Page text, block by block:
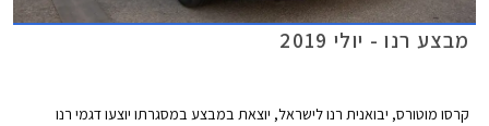
מבצע רנו - יולי 2019
קרסו מוטורס, יבואנית רנו לישראל, יוצאת במבצע במסגרתו יוצעו דגמי רנו